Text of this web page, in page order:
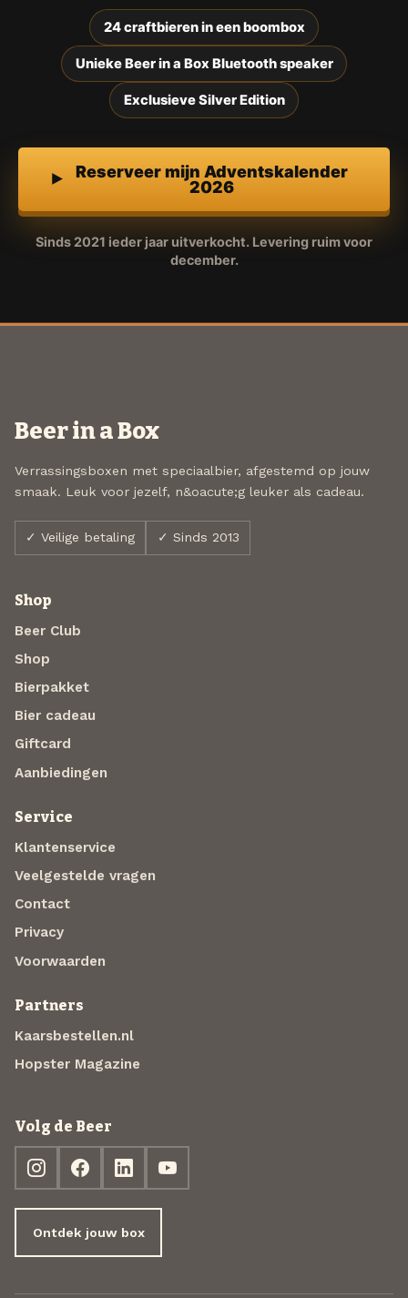
24 craftbieren in een boombox
Unieke Beer in a Box Bluetooth speaker
Exclusieve Silver Edition
Reserveer mijn Adventskalender
2026
Sinds 2021 ieder jaar uitverkocht. Levering ruim voor
december.
Beer in a Box
Verrassingsboxen met speciaalbier, afgestemd op jouw
smaak. Leuk voor jezelf, n&oacute;g leuker als cadeau.
✓ Veilige betaling ✓ Sinds 2013
Shop
Beer Club
Shop
Bierpakket
Bier cadeau
Giftcard
Aanbiedingen
Service
Klantenservice
Veelgestelde vragen
Contact
Privacy
Voorwaarden
Partners
Kaarsbestellen.nl
Hopster Magazine
Volg de Beer
Ontdek jouw box